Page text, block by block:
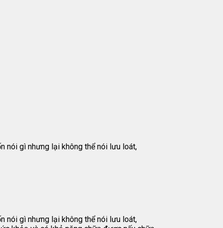
nói gì nhưng lại không thể nói lưu loát,
nói gì nhưng lại không thể nói lưu loát,